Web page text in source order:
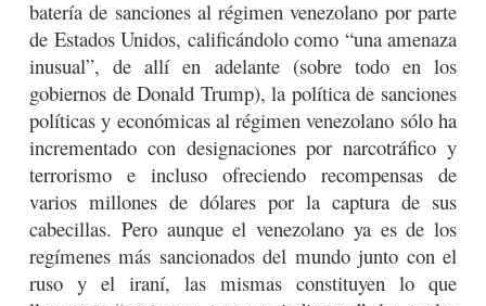
batería de sanciones al régimen venezolano por parte
de Estados Unidos, calificándolo como “una amenaza
inusual”, de allí en adelante (sobre todo en los
gobiernos de Donald Trump), la política de sanciones
políticas y económicas al régimen venezolano sólo ha
incrementado con designaciones por narcotráfico y
terrorismo e incluso ofreciendo recompensas de
varios millones de dólares por la captura de sus
cabecillas. Pero aunque el venezolano ya es de los
regímenes más sancionados del mundo junto con el
ruso y el iraní, las mismas constituyen lo que